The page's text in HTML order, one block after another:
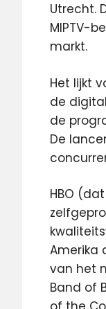
Utrecht.
MIPTV-
markt.
Het lijkt
de
de
De
HBO
Amerika
van het
Band of